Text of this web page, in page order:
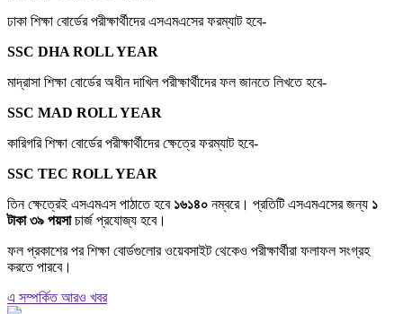
ঢাকা শিক্ষা বোর্ডের পরীক্ষার্থীদের এসএমএসের ফরম্যাট হবে-
SSC DHA ROLL YEAR
মাদ্রাসা শিক্ষা বোর্ডের অধীন দাখিল পরীক্ষার্থীদের ফল জানতে লিখতে হবে-
SSC MAD ROLL YEAR
কারিগরি শিক্ষা বোর্ডের পরীক্ষার্থীদের ক্ষেত্রে ফরম্যাট হবে-
SSC TEC ROLL YEAR
তিন ক্ষেত্রেই এসএমএস পাঠাতে হবে ১৬১৪০ নম্বরে। প্রতিটি এসএমএসের জন্য ১
টাকা ৩৯ পয়সাচার্জ প্রযোজ্য হবে।
ফল প্রকাশের পর শিক্ষা বোর্ডগুলোর ওয়েবসাইট থেকেও পরীক্ষার্থীরা ফলাফল সংগ্রহ
করতে পারবে।
এ সম্পর্কিত আরও খবর